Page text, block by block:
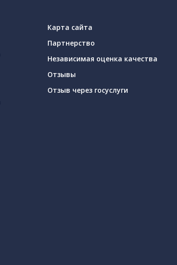
Карта сайта
Партнерство
Независимая оценка качества
Отзывы
Отзыв через госуслуги